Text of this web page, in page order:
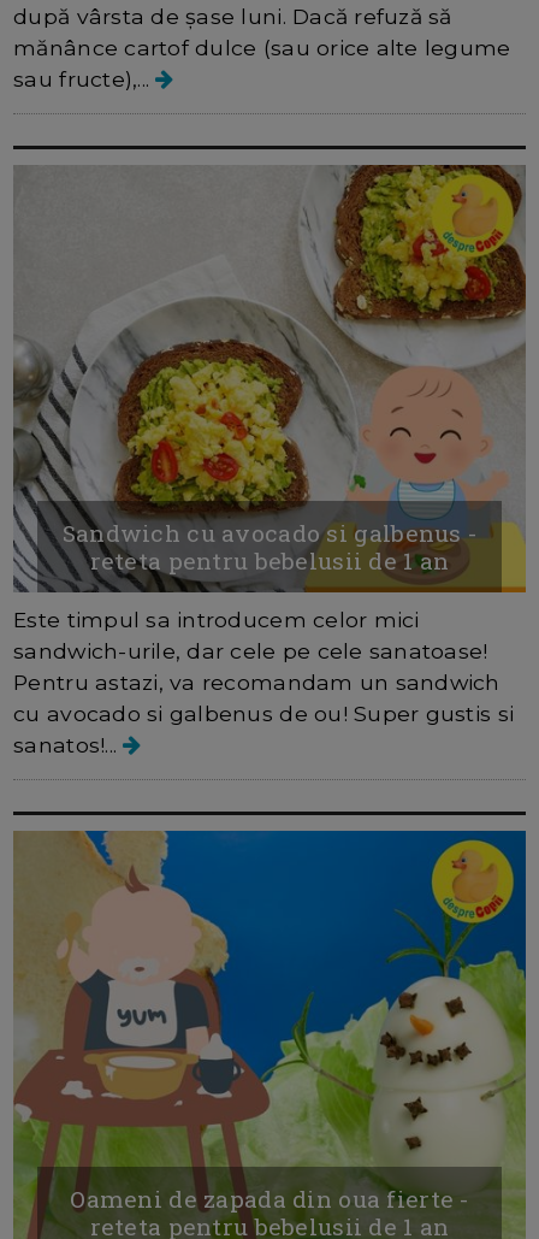
după vârsta de șase luni. Dacă refuză să
mănânce cartof dulce (sau orice alte legume
sau fructe),...
Sandwich cu avocado si galbenus -
reteta pentru bebelusii de 1 an
Este timpul sa introducem celor mici
sandwich-urile, dar cele pe cele sanatoase!
Pentru astazi, va recomandam un sandwich
cu avocado si galbenus de ou! Super gustis si
sanatos!...
Oameni de zapada din oua fierte -
reteta pentru bebelusii de 1 an